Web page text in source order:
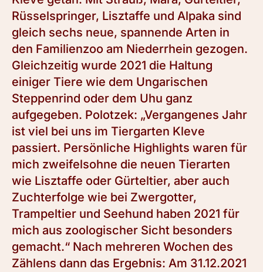
Rüsselspringer, Lisztaffe und Alpaka sind
gleich sechs neue, spannende Arten in
den Familienzoo am Niederrhein gezogen.
Gleichzeitig wurde 2021 die Haltung
einiger Tiere wie dem Ungarischen
Steppenrind oder dem Uhu ganz
aufgegeben. Polotzek: „Vergangenes Jahr
ist viel bei uns im Tiergarten Kleve
passiert. Persönliche Highlights waren für
mich zweifelsohne die neuen Tierarten
wie Lisztaffe oder Gürteltier, aber auch
Zuchterfolge wie bei Zwergotter,
Trampeltier und Seehund haben 2021 für
mich aus zoologischer Sicht besonders
gemacht.“ Nach mehreren Wochen des
Zählens dann das Ergebnis: Am 31.12.2021